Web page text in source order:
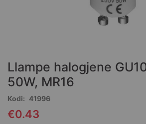
beginning
of
the
images
gallery
Llampe halogjene
50W, MR16
Kodi
41996
Special
€0.43